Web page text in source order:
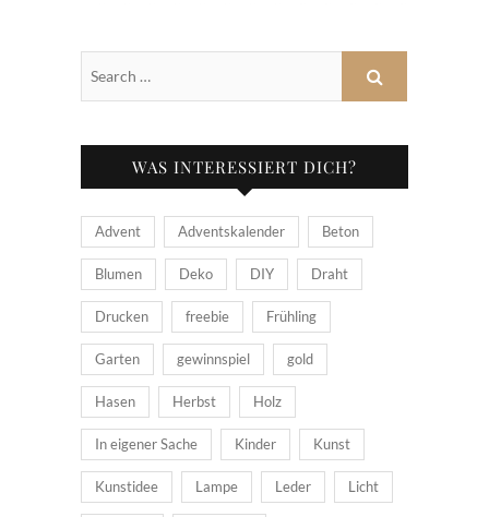
WAS INTERESSIERT DICH?
Advent Adventskalender Beton
Blumen Deko DIY Draht
Drucken freebie Frühling
Garten gewinnspiel gold
Hasen Herbst Holz
In eigener Sache Kinder Kunst
Kunstidee Lampe Leder Licht